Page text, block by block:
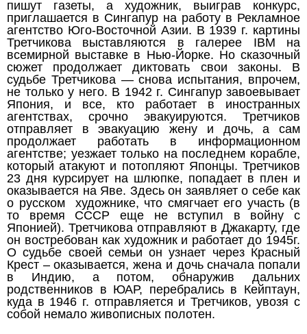
пишут газеты, а художник, выиграв конкурс,
приглашается в Сингапур на работу в Рекламное
агентство Юго-Восточной Азии. В 1939 г. картины
Третчикова выставляются в галерее IBM на
всемирной выставке в Нью-Йорке. Но сказочный
сюжет продолжает диктовать свои законы. В
судьбе Третчикова — снова испытания, впрочем,
не только у него. В 1942 г. Сингапур завоевывает
Япония, и все, кто работает в иностранных
агентствах, срочно эвакуируются. Третчиков
отправляет в эвакуацию жену и дочь, а сам
продолжает работать в информационном
агентстве; уезжает только на последнем корабле,
который атакуют и потопляют Японцы. Третчиков
23 дня курсирует на шлюпке, попадает в плен и
оказывается на Яве. Здесь он заявляет о себе как
о русском художнике, что смягчает его участь (в
то время СССР еще не вступил в войну с
Японией). Третчикова отправляют в Джакарту, где
он востребован как художник и работает до 1945г.
О судьбе своей семьи он узнает через Красный
Крест – оказывается, жена и дочь сначала попали
в Индию, а потом, обнаружив дальних
родственников в ЮАР, перебрались в Кейптаун,
куда в 1946 г. отправляется и Третчиков, увозя с
собой немало живописных полотен.